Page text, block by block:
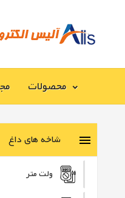
محصولات
شاخه های داغ 
ولت متر